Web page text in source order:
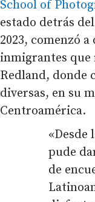
School of
estado detrás
2023, comenzó
inmigrantes que
Redland, donde
diversas, en su
Centroamérica.
«Desde
pude
de